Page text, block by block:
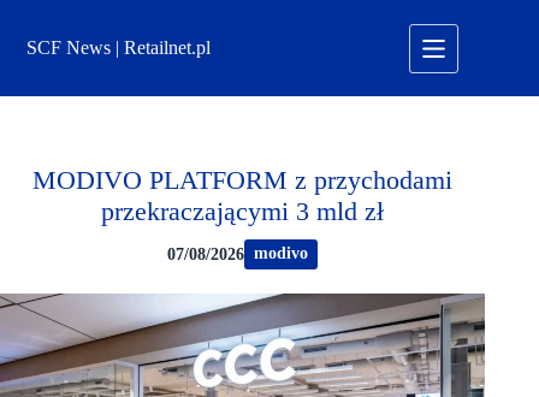
treściSCF News | Retailnet.pl
MODIVO PLATFORM z przychodami
przekraczającymi 3 mld zł
07/08/2026 modivo